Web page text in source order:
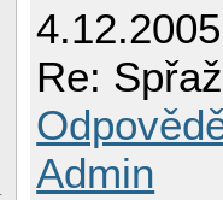
Re:
Admin